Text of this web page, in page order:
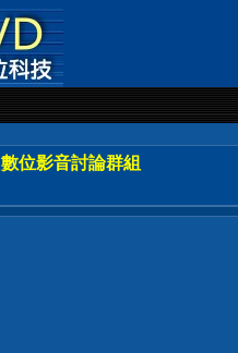
數位影音討論群組